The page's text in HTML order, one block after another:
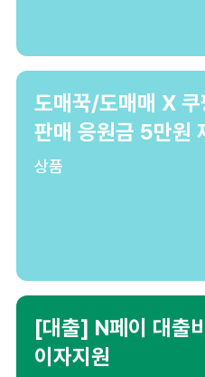
도매꾹/도매매 X
판매 응원금 5만원
상품
[대출] N페이 대출
이자지원